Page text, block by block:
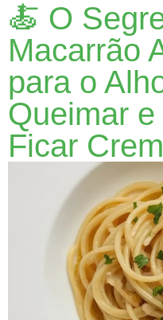
🍝 O
Macarrão
para o
Queimar
Ficar